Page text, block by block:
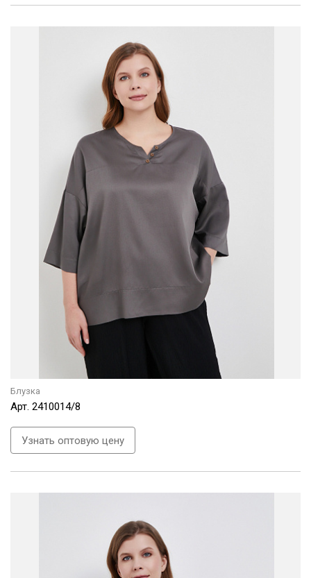
Блузка
Арт. 2410014/8
Узнать оптовую цену